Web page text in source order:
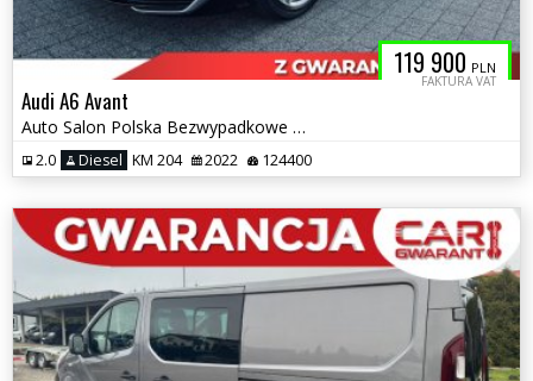
119 900 PLN
FAKTURA VAT
Audi A6 Avant
Auto Salon Polska Bezwypadkowe Quattro Panorama
2.0 Diesel KM 204 2022 124400